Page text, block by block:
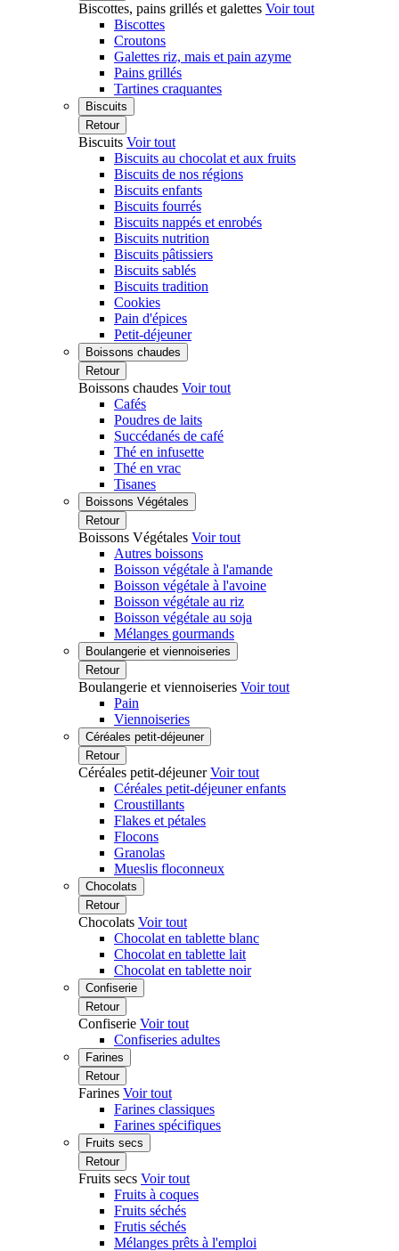
Biscottes, pains grillés et galettes Voir tout
Biscottes
Croutons
Galettes riz, mais et pain azyme
Pains grillés
Tartines craquantes
Biscuits
Retour
Biscuits Voir tout
Biscuits au chocolat et aux fruits
Biscuits de nos régions
Biscuits enfants
Biscuits fourrés
Biscuits nappés et enrobés
Biscuits nutrition
Biscuits pâtissiers
Biscuits sablés
Biscuits tradition
Cookies
Pain d'épices
Petit-déjeuner
Boissons chaudes
Retour
Boissons chaudes Voir tout
Cafés
Poudres de laits
Succédanés de café
Thé en infusette
Thé en vrac
Tisanes
Boissons Végétales
Retour
Boissons Végétales Voir tout
Autres boissons
Boisson végétale à l'amande
Boisson végétale à l'avoine
Boisson végétale au riz
Boisson végétale au soja
Mélanges gourmands
Boulangerie et viennoiseries
Retour
Boulangerie et viennoiseries Voir tout
Pain
Viennoiseries
Céréales petit-déjeuner
Retour
Céréales petit-déjeunerVoir tout
Céréales petit-déjeuner enfants
Croustillants
Flakes et pétales
Flocons
Granolas
Mueslis floconneux
Chocolats
Retour
Chocolats Voir tout
Chocolat en tablette blanc
Chocolat en tablette lait
Chocolat en tablette noir
Confiserie
Retour
Confiserie Voir tout
Confiseries adultes
Farines
Retour
Farines Voir tout
Farines classiques
Farines spécifiques
Fruits secs
Retour
Fruits secs Voir tout
Fruits à coques
Fruits séchés
Frutis séchés
Mélanges prêts à l'emploi